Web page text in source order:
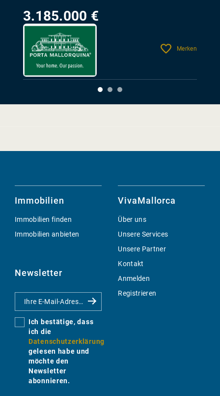
3.185.000 €
Merken
Immobilien
Immobilien finden
Immobilien anbieten
Newsletter
Ich bestätige, dass
ich die
Datenschutzerklärung
gelesen habe und
möchte den
Newsletter
abonnieren.
VivaMallorca
Über uns
Unsere Services
Unsere Partner
Kontakt
Anmelden
Registrieren